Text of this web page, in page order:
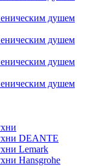
душем
душем
душем
душем
DEANTE
Lemark
Hansgrohe